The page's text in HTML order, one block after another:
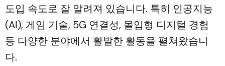
도입 속도로 잘 알려져 있습니다. 특히 인공지능
(AI), 게임 기술, 5G 연결성, 몰입형 디지털 경험
등 다양한 분야에서 활발한 활동을 펼쳐왔습니
다.